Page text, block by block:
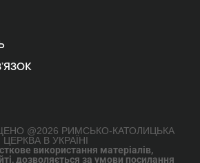
@2026 РИМСЬКО-КАТОЛИЦЬКА
ЦЕРКВА В УКРАЇНІ
використання матеріалів,
дозволяється за умови посилання